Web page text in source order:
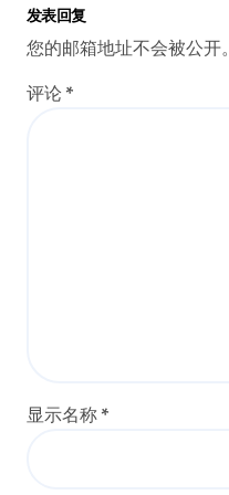
发表回复
您的邮箱地址不会被公开。
评论 *
显示名称 *